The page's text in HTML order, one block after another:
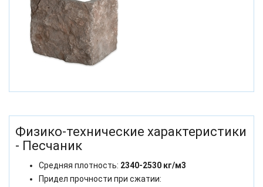
Физико-технические характеристики
- Песчаник
Средняя плотность: 2340-2530 кг/м3
Придел прочности при сжатии: